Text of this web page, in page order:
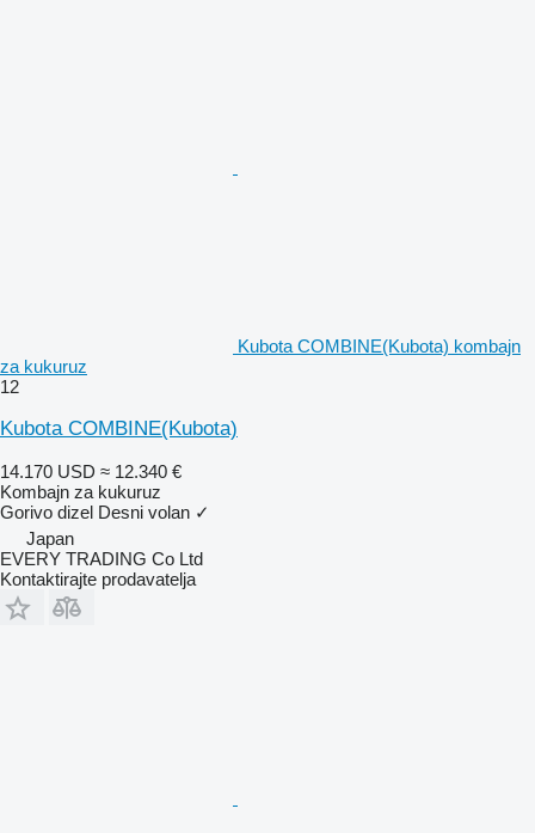
Kubota COMBINE(Kubota) kombajn
za kukuruz
12
Kubota COMBINE(Kubota)
14.170 USD ≈ 12.340 €
Kombajn za kukuruz
Gorivo dizel Desni volan ✓
Japan
EVERY TRADING Co Ltd
Kontaktirajte prodavatelja